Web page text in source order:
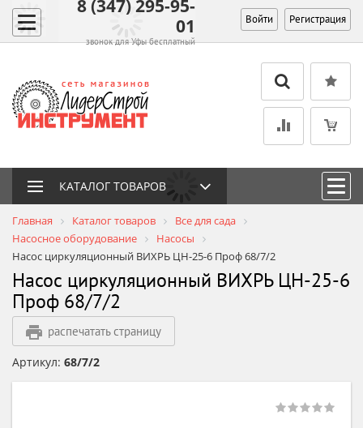
8 (347) 295-95-
01
звонок для Уфы бесплатный
Войти Регистрация
КАТАЛОГ ТОВАРОВ
Главная Каталог товаров
Все для сада
Насосное оборудование
Насосы
Насос циркуляционный ВИХРЬ ЦН-25-6 Проф 68/7/2
Насос циркуляционный ВИХРЬ ЦН-25-6
Проф 68/7/2
распечатать страницу
Артикул: 68/7/2